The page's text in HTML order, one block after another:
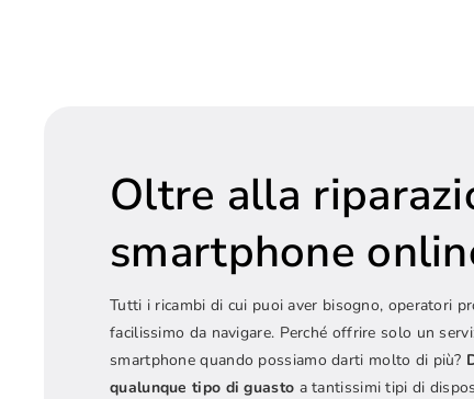
Oltre alla
smartphone
Tutti i ricambi di cui puoi aver bisogno, operatori
facilissimo da navigare. Perché offrire solo un
smartphone quando possiamo darti molto di più?
qualunque tipo di guasto a tantissimi tipi di